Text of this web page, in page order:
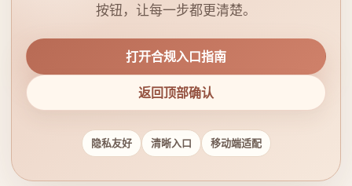
按钮，让每一步都更清楚。
打开合规入口指南
返回顶部确认
隐私友好 清晰入口 移动端适配